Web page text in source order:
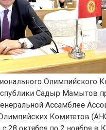
Олимпийского
Садыр Мамытов
Ассамблее
Комитетов
с 28 октября по 2 ноября в